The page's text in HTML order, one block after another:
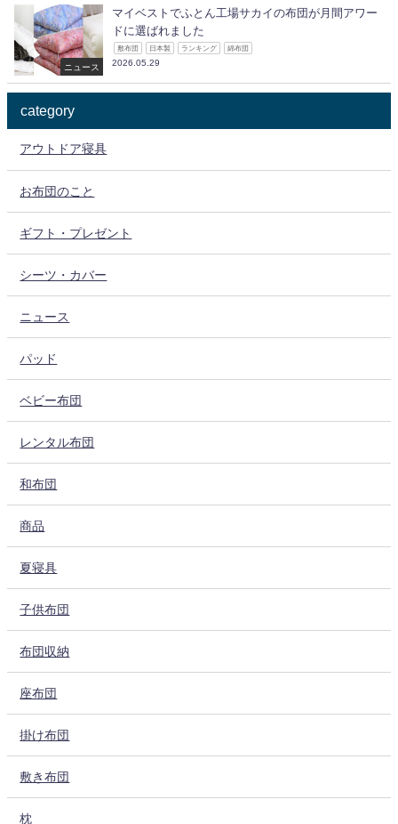
ニュース
マイベストでふとん工場サカイの布団が月間アワー
ドに選ばれました
敷布団 日本製 ランキング 綿布団
2026.05.29
category
アウトドア寝具
お布団のこと
ギフト・プレゼント
シーツ・カバー
ニュース
パッド
ベビー布団
レンタル布団
和布団
商品
夏寝具
子供布団
布団収納
座布団
掛け布団
敷き布団
枕